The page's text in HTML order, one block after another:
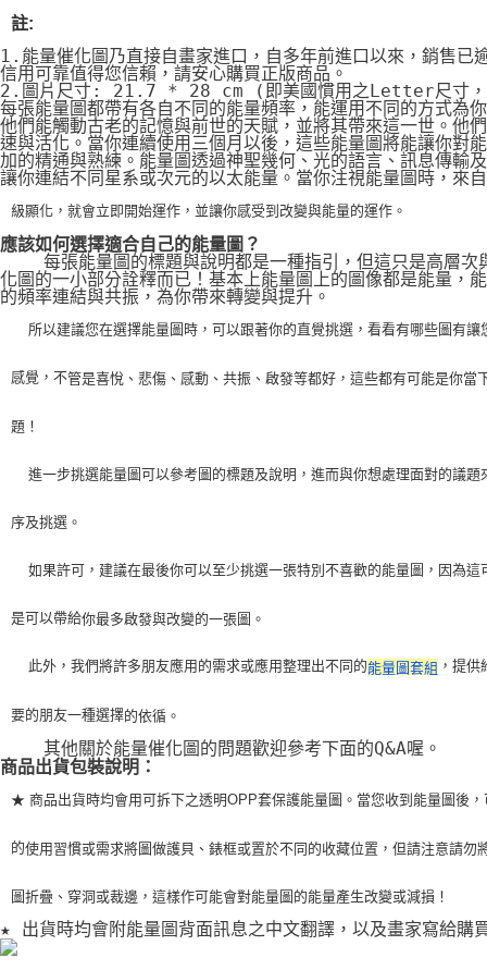
註:
1.能量催化圖乃直接自畫家進口，自多年前進口以來，銷售已
信用可靠值得您信賴，請安心購買正版商品。
2.圖片尺寸: 21.7 * 28 cm (即美國慣用之Letter尺寸，
每張能量圖都帶有各自不同的能量頻率，能運用不同的方式為
他們能觸動古老的記憶與前世的天賦，並將其帶來這一世。他
速與活化。當你連續使用三個月以後，這些能量圖將能讓你對
加的精通與熟練。能量圖透過神聖幾何、光的語言、訊息傳輸
讓你連結不同星系或次元的以太能量。當你注視能量圖時，來
級顯化，就會立即開始運作，並讓你感受到改變與能量的運作。
應該如何選擇適合自己的能量圖？
每張能量圖的標題與說明都是一種指引，但這只是高層次
化圖的一小部分詮釋而已！基本上能量圖上的圖像都是能量，
的頻率連結與共振，為你帶來轉變與提升。
所以建議您在選擇能量圖時，可以跟著你的直覺挑選，看看有哪些圖有讓
感覺，不管是喜悅、悲傷、感動、共振、啟發等都好，這些都有可能是你當
題！
進一步挑選能量圖可以參考圖的標題及說明，進而與你想處理面對的議題
序及挑選。
如果許可，建議在最後你可以至少挑選一張特別不喜歡的能量圖，因為這
是可以帶給你最多啟發與改變的一張圖。
    此外，我們將許多朋友應用的需求或應用整理出不同的
能量圖套組 ，提供
要的朋友一種選擇的依循。
    其他關於能量催化圖的問題歡迎參考下面的Q&A喔。
商品出貨包裝說明：
★ 商品出貨時均會用可拆下之透明OPP套保護能量圖。當您收到能量圖後，
的使用習慣或需求將圖做護貝、錶框或置於不同的收藏位置，但請注意請勿
圖折疊、穿洞或裁邊，這樣作可能會對能量圖的能量產生改變或減損！
★ 出貨時均會附能量圖背面訊息之中文翻譯，以及畫家寫給購